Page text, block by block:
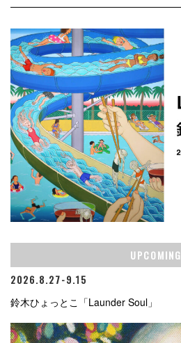
UPCOMING
2026.8.27-9.15
鈴木ひょっとこ「Launder Soul」